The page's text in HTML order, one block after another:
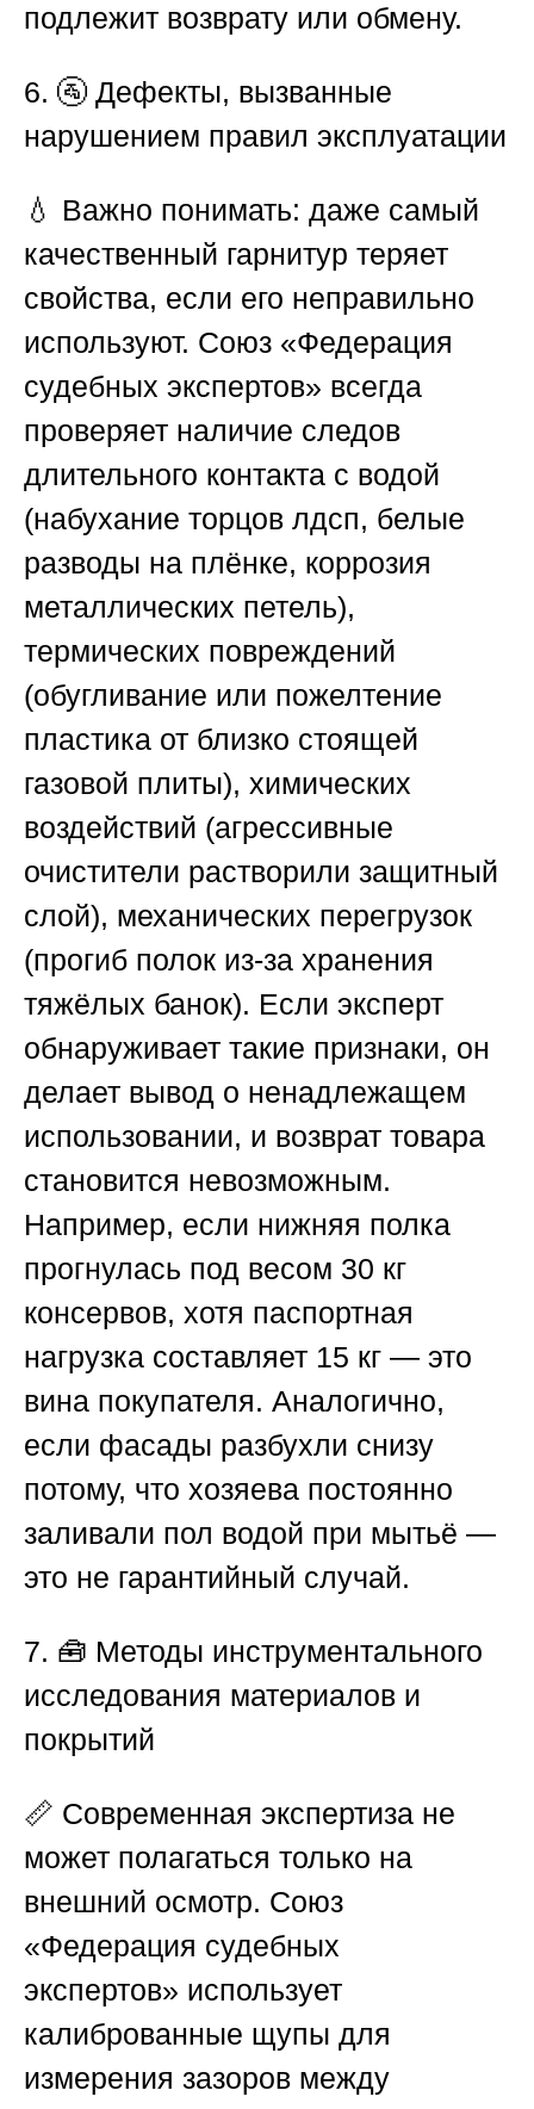
подлежит возврату или обмену.
6. 🚰 Дефекты, вызванные
нарушением правил эксплуатации
💧 Важно понимать: даже самый
качественный гарнитур теряет
свойства, если его неправильно
используют. Союз «Федерация
судебных экспертов» всегда
проверяет наличие следов
длительного контакта с водой
(набухание торцов лдсп, белые
разводы на плёнке, коррозия
металлических петель),
термических повреждений
(обугливание или пожелтение
пластика от близко стоящей
газовой плиты), химических
воздействий (агрессивные
очистители растворили защитный
слой), механических перегрузок
(прогиб полок из-за хранения
тяжёлых банок). Если эксперт
обнаруживает такие признаки, он
делает вывод о ненадлежащем
использовании, и возврат товара
становится невозможным.
Например, если нижняя полка
прогнулась под весом 30 кг
консервов, хотя паспортная
нагрузка составляет 15 кг — это
вина покупателя. Аналогично,
если фасады разбухли снизу
потому, что хозяева постоянно
заливали пол водой при мытьё —
это не гарантийный случай.
7. 🧰 Методы инструментального
исследования материалов и
покрытий
📏 Современная экспертиза не
может полагаться только на
внешний осмотр. Союз
«Федерация судебных
экспертов» использует
калиброванные щупы для
измерения зазоров между